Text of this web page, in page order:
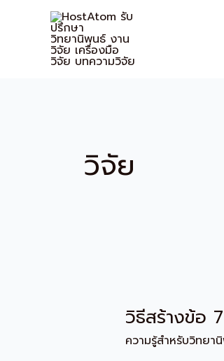
วิจัย
วิธีสร้างข้อ
ความรู้สำหรับวิทยา
ข้อ
7